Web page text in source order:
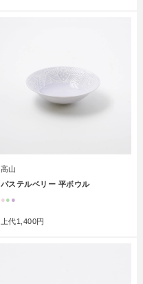
高山
パステルベリー 平ボウル
●● ●
上代1,400円